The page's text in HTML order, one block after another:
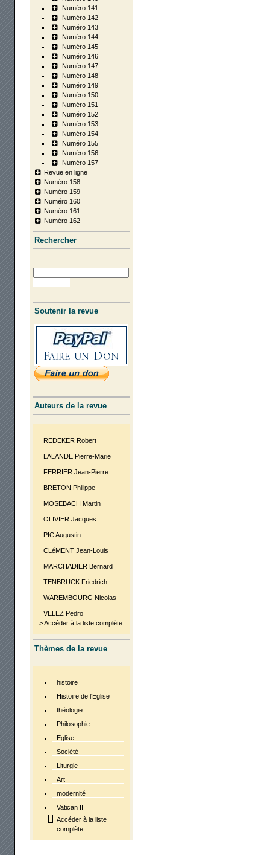
Numéro 141
Numéro 142
Numéro 143
Numéro 144
Numéro 145
Numéro 146
Numéro 147
Numéro 148
Numéro 149
Numéro 150
Numéro 151
Numéro 152
Numéro 153
Numéro 154
Numéro 155
Numéro 156
Numéro 157
Revue en ligne
Numéro 158
Numéro 159
Numéro 160
Numéro 161
Numéro 162
Recher­cher
Soutenir la revue
Auteurs de la revue
REDEKER Robert
LALANDE Pierre-Marie
FERRIER Jean-Pierre
BRETON Philippe
MOSEBACH Martin
OLIVIER Jacques
PIC Augustin
CLéMENT Jean-Louis
MARCHADIER Bernard
TENBRUCK Friedrich
WAREMBOURG Nicolas
VELEZ Pedro
> Accéder à la liste complète
Thèmes de la revue
histoire
Histoire de l'Eglise
théologie
Philosophie
Eglise
Société
Liturgie
Art
modernité
Vatican II
Accéder à la liste
complète